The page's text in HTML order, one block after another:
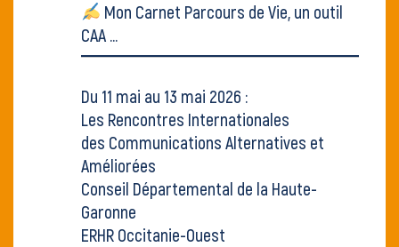
Mon Carnet Parcours de Vie, un outil
CAA ...
Du 11 mai au 13 mai 2026 :
Les Rencontres Internationales
des Communications Alternatives et
Améliorées
Conseil Départemental de la Haute-
Garonne
ERHR Occitanie-Ouest